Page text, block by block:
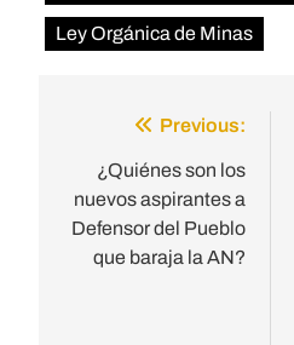
Ley Orgánica de Minas
navigation
Previous:
¿Quiénes son los
nuevos aspirantes a
Defensor del Pueblo
que baraja la AN?